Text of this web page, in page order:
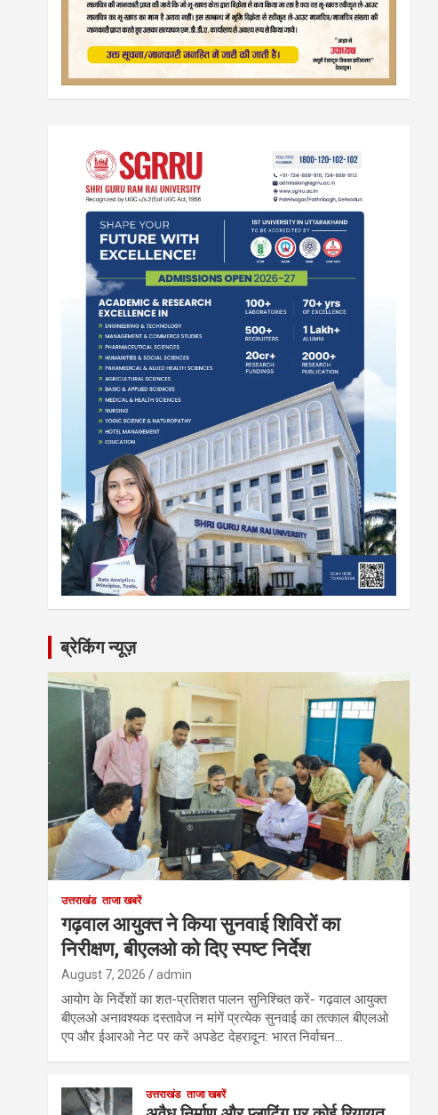
ब्रेकिंग न्यूज़
उत्तराखंड ताजा खबरें
गढ़वाल आयुक्त ने किया सुनवाई शिविरों का
निरीक्षण, बीएलओ को दिए स्पष्ट निर्देश
August 7, 2026 admin
आयोग के निर्देशों का शत-प्रतिशत पालन सुनिश्चित करें- गढ़वाल आयुक्त
बीएलओ अनावश्यक दस्तावेज न मांगें प्रत्येक सुनवाई का तत्काल बीएलओ
एप और ईआरओ नेट पर करें अपडेट देहरादून: भारत निर्वाचन…
उत्तराखंड ताजा खबरें